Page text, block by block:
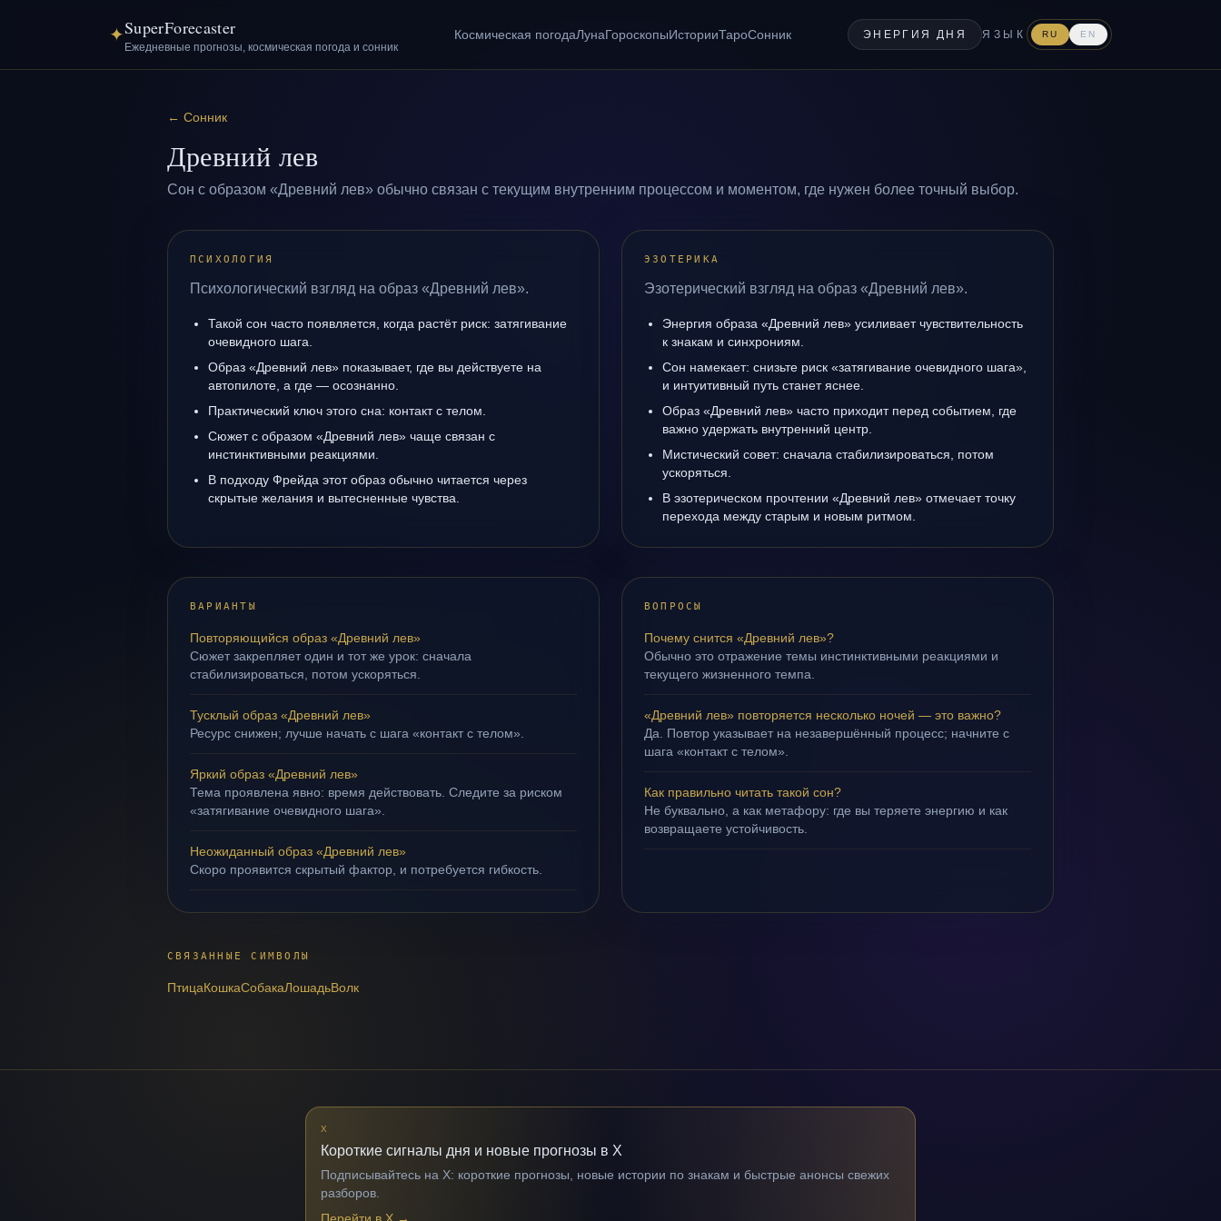
✦SuperForecaster
Ежедневные прогнозы, космическая погода и сонник
Космическая погодаЛунаГороскопыИсторииТароСонник ЭНЕРГИЯ ДНЯ ЯЗЫК RU EN
← Сонник
Древний лев
Сон с образом «Древний лев» обычно связан с текущим внутренним процессом и моментом, где нужен более точный выбор.
ПСИХОЛОГИЯ
Психологический взгляд на образ «Древний лев».
Такой сон часто появляется, когда растёт риск: затягивание
очевидного шага.
Образ «Древний лев» показывает, где вы действуете на
автопилоте, а где — осознанно.
Практический ключ этого сна: контакт с телом.
Сюжет с образом «Древний лев» чаще связан с
инстинктивными реакциями.
В подходу Фрейда этот образ обычно читается через
скрытые желания и вытесненные чувства.
ЭЗОТЕРИКА
Эзотерический взгляд на образ «Древний лев».
Энергия образа «Древний лев» усиливает чувствительность
к знакам и синхрониям.
Сон намекает: снизьте риск «затягивание очевидного шага»,
и интуитивный путь станет яснее.
Образ «Древний лев» часто приходит перед событием, где
важно удержать внутренний центр.
Мистический совет: сначала стабилизироваться, потом
ускоряться.
В эзотерическом прочтении «Древний лев» отмечает точку
перехода между старым и новым ритмом.
ВАРИАНТЫ
Повторяющийся образ «Древний лев»
Сюжет закрепляет один и тот же урок: сначала
стабилизироваться, потом ускоряться.
Тусклый образ «Древний лев»
Ресурс снижен; лучше начать с шага «контакт с телом».
Яркий образ «Древний лев»
Тема проявлена явно: время действовать. Следите за риском
«затягивание очевидного шага».
Неожиданный образ «Древний лев»
Скоро проявится скрытый фактор, и потребуется гибкость.
ВОПРОСЫ
Почему снится «Древний лев»?
Обычно это отражение темы инстинктивными реакциями и
текущего жизненного темпа.
«Древний лев» повторяется несколько ночей — это важно?
Да. Повтор указывает на незавершённый процесс; начните с
шага «контакт с телом».
Как правильно читать такой сон?
Не буквально, а как метафору: где вы теряете энергию и как
возвращаете устойчивость.
СВЯЗАННЫЕ СИМВОЛЫ
ПтицаКошкаСобакаЛошадьВолк
X
Короткие сигналы дня и новые прогнозы в X
Подписывайтесь на X: короткие прогнозы, новые истории по знакам и быстрые анонсы свежих
разборов.